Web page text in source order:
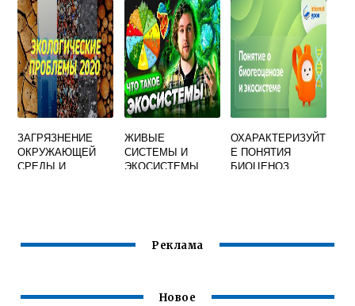
СТАВЯТСЯ
ИНТЕРЕСЫ
ЧЕЛОВЕКА А
НЕОБХОДИМОСТ
Ь СОХРАНЕНИЯ
БИОСФЕРЫ
КОМПОНЕНТОВ
ЗАЛЕГАЮЩИХ
НИЖЕ
СОВРЕМЕННОЙ
БИОСФЕРЫ
НАЗЫВАЮТ
ЗАГРЯЗНЕНИЕ
ОКРУЖАЮЩЕЙ
СРЕДЫ И
ЖИВЫЕ
СИСТЕМЫ И
ЭКОСИСТЕМЫ
ОХАРАКТЕРИЗУЙТ
Е ПОНЯТИЯ
БИОЦЕНОЗ
Реклама
Новое